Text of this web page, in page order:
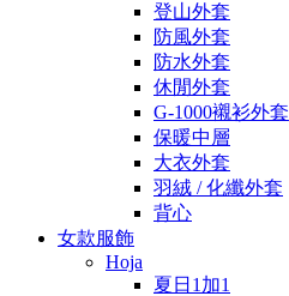
登山外套
防風外套
防水外套
休閒外套
G-1000襯衫外套
保暖中層
大衣外套
羽絨 / 化纖外套
背心
女款服飾
Hoja
夏日1加1